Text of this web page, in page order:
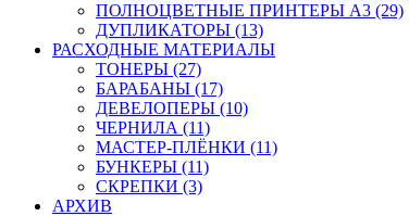
ПОЛНОЦВЕТНЫЕ ПРИНТЕРЫ А3 (29)
ДУПЛИКАТОРЫ (13)
РАСХОДНЫЕ МАТЕРИАЛЫ
ТОНЕРЫ (27)
БАРАБАНЫ (17)
ДЕВЕЛОПЕРЫ (10)
ЧЕРНИЛА (11)
МАСТЕР-ПЛЁНКИ (11)
БУНКЕРЫ (11)
СКРЕПКИ (3)
АРХИВ